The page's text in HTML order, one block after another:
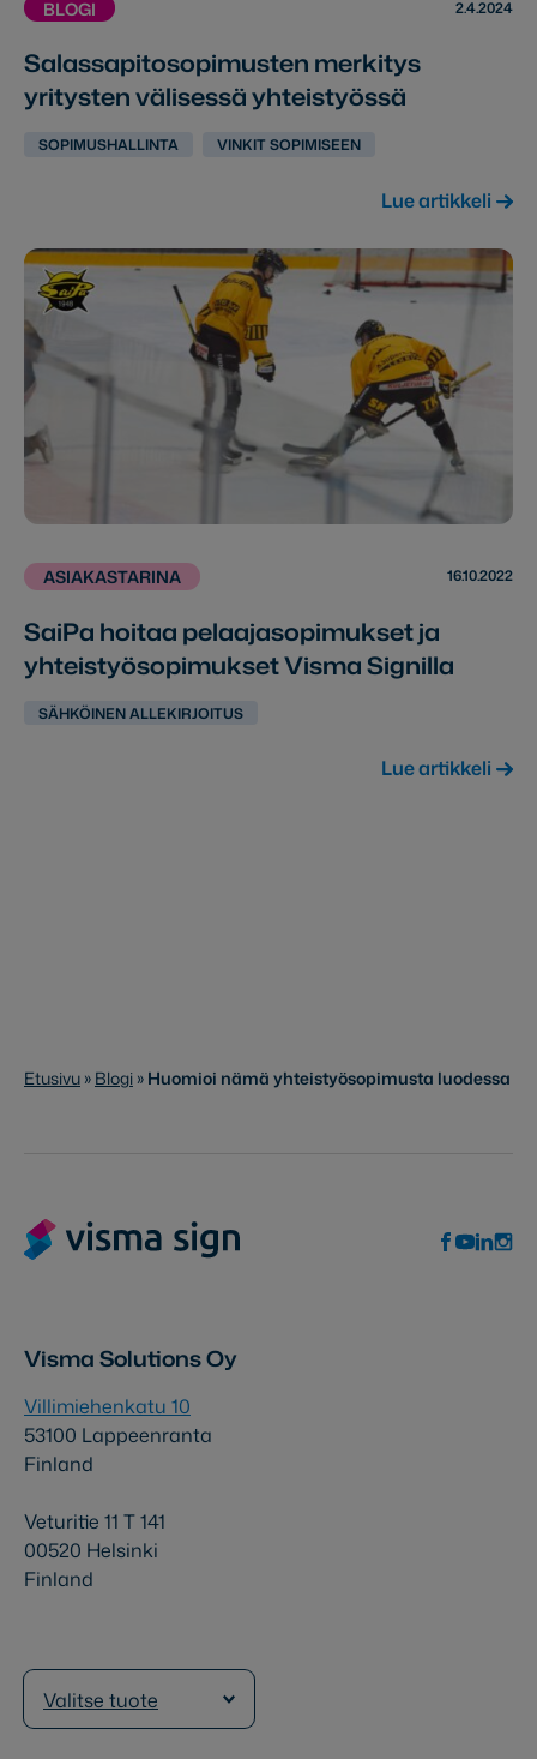
BLOGI 2.4.2024
Salassapitosopimusten merkitys
yritysten välisessä yhteistyössä
SOPIMUSHALLINTA VINKIT SOPIMISEEN
Lue artikkeli
ASIAKASTARINA 16.10.2022
SaiPa hoitaa pelaajasopimukset ja
yhteistyösopimukset Visma Signilla
SÄHKÖINEN ALLEKIRJOITUS
Lue artikkeli
Etusivu » Blogi » Huomioi nämä yhteistyösopimusta luodessa
Visma Solutions Oy
Villimiehenkatu 10
53100 Lappeenranta
Finland
Veturitie 11 T 141
00520 Helsinki
Finland
Valitse tuote